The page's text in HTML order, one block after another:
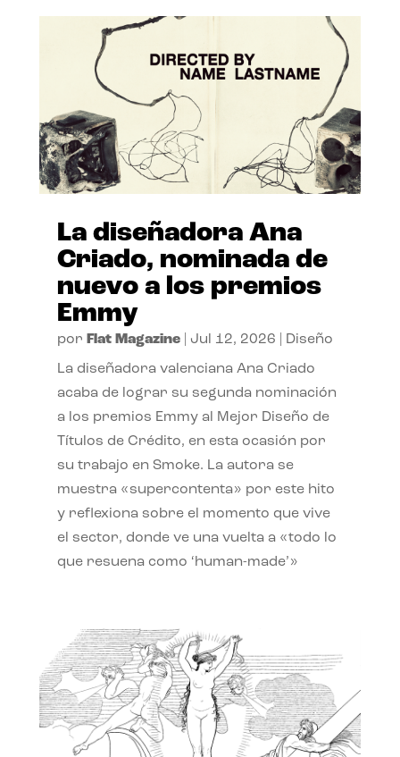
La diseñadora Ana
Criado, nominada de
nuevo a los premios
Emmy
por Flat Magazine| Jul 12, 2026 Diseño
La diseñadora valenciana Ana Criado
acaba de lograr su segunda nominación
a los premios Emmy al Mejor Diseño de
Títulos de Crédito, en esta ocasión por
su trabajo en Smoke. La autora se
muestra «supercontenta» por este hito
y reflexiona sobre el momento que vive
el sector, donde ve una vuelta a «todo lo
que resuena como ‘human-made’»